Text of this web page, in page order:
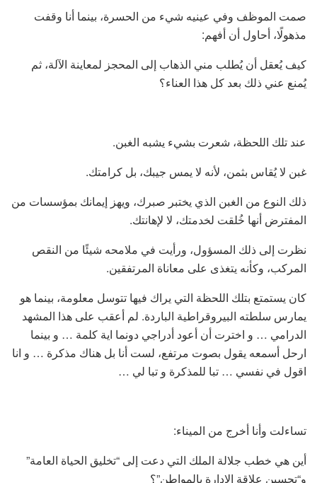
صمت الموظف وفي عينيه شيء من الحسرة، بينما أنا وقفت
مذهولًا، أحاول أن أفهم:
كيف يُعقل أن يُطلب مني الذهاب إلى المحجز لمعاينة الآلة، ثم
يُمنع عني ذلك بعد كل هذا العناء؟
عند تلك اللحظة، شعرت بشيء يشبه الغبن.
غبن لا يُقاس بثمن، لأنه لا يمس جيبك، بل كرامتك.
ذلك النوع من الغبن الذي يختبر صبرك، ويهز إيمانك بمؤسسات من
المفترض أنها خُلقت لخدمتك، لا لإهانتك.
نظرت إلى ذلك المسؤول، ورأيت في ملامحه شيئًا من النقص
المركب، وكأنه يتغذى على معاناة المرتفقين.
كان يستمتع بتلك اللحظة التي يراك فيها تتوسل معلومة، بينما هو
يمارس سلطته البيروقراطية الباردة. لم أعقب على هذا المشهد
الدرامي … و اخترت أن أعود أدراجي دونما اية كلمة … و بينما
ارحل أسمعه يقول بصوت مرتفع، لست أنا بل هناك مذكرة … و انا
اقول في نفسي … تبا للمذكرة و تبا لي …
تساءلت وأنا أخرج من الميناء:
أين هي خطب جلالة الملك التي دعت إلى “تخليق الحياة العامة”
و“تحسين علاقة الإدارة بالمواطن”؟